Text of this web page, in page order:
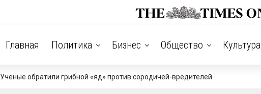
Главная Политика Бизнес Общество Культура
Ученые обратили грибной «яд» против сородичей-вредителей